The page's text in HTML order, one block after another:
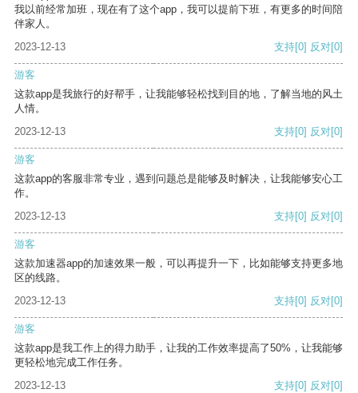
我以前经常加班，现在有了这个app，我可以提前下班，有更多的时间陪
伴家人。
2023-12-13
支持[0] 反对[0]
游客
这款app是我旅行的好帮手，让我能够轻松找到目的地，了解当地的风土
人情。
2023-12-13
支持[0] 反对[0]
游客
这款app的客服非常专业，遇到问题总是能够及时解决，让我能够安心工
作。
2023-12-13
支持[0] 反对[0]
游客
这款加速器app的加速效果一般，可以再提升一下，比如能够支持更多地
区的线路。
2023-12-13
支持[0] 反对[0]
游客
这款app是我工作上的得力助手，让我的工作效率提高了50%，让我能够
更轻松地完成工作任务。
2023-12-13
支持[0] 反对[0]